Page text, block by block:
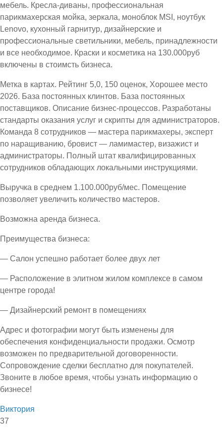
мебель. Кресла-диваны, профессиональная
парикмахерская мойка, зеркала, моноблок MSI, ноутбук
Lenovo, кухонный гарнитур, дизайнерские и
профессиональные светильники, мебель, принадлежности
и все необходимое. Краски и косметика на 130.000руб
включены в стоимсть бизнеса.
Метка в картах. Рейтинг 5,0, 150 оценок, Хорошее место
2026. База постоянных клинтов. База постоянных
поставщиков. Описание бизнес-процессов. Разработаны
стандарты оказания услуг и скрипты для администраторов.
Команда 8 сотрудников — мастера парикмахеры, эксперт
по наращиванию, бровист — ламимастер, визажист и
администраторы. Полный штат квалифицированных
сотрудников обладающих локальными инструкциями.
Выручка в среднем 1.100.000руб/мес. Помещение
позволяет увеличить количество мастеров.
Возможна аренда бизнеса.
Преимущества бизнеса:
— Салон успешно работает более двух лет
— Расположение в элитном жилом комплексе в самом
центре города!
— Дизайнерский ремонт в помещениях
Адрес и фотографии могут быть изменены для
обеспечения конфиденциальности продажи. Осмотр
возможен по предварительной договоренности.
Сопровождение сделки бесплатно для покупателей.
Звоните в любое время, чтобы узнать информацию о
бизнесе!
Виктория
37